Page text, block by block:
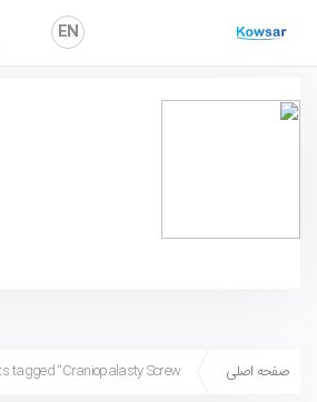
صفحه اصلی tagged “Craniopalasty Screw”
EN